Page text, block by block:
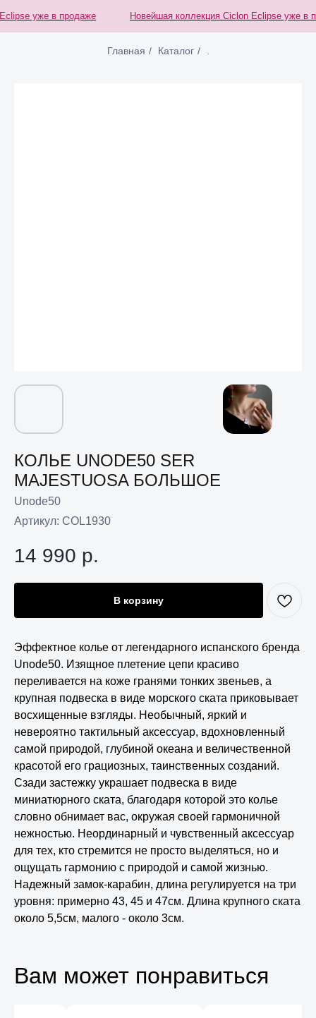
уже в продаже Новейшая коллекция Ciclon Eclipse уже в
Главная / Каталог /
КОЛЬЕ UNODE50 SER
MAJESTUOSA БОЛЬШОЕ
Unode50
Артикул: COL1930
14 990 р.
В корзину
Эффектное колье от легендарного испанского бренда
Unode50. Изящное плетение цепи красиво
переливается на коже гранями тонких звеньев, а
крупная подвеска в виде морского ската приковывает
восхищенные взгляды. Необычный, яркий и
невероятно тактильный аксессуар, вдохновленный
самой природой, глубиной океана и величественной
красотой его грациозных, таинственных созданий.
Сзади застежку украшает подвеска в виде
миниатюрного ската, благодаря которой это колье
словно обнимает вас, окружая своей гармоничной
нежностью. Неординарный и чувственный аксессуар
для тех, кто стремится не просто выделяться, но и
ощущать гармонию с природой и самой жизнью.
Надежный замок-карабин, длина регулируется на три
уровня: примерно 43, 45 и 47см. Длина крупного ската
около 5,5см, малого - около 3см.
Вам может понравиться